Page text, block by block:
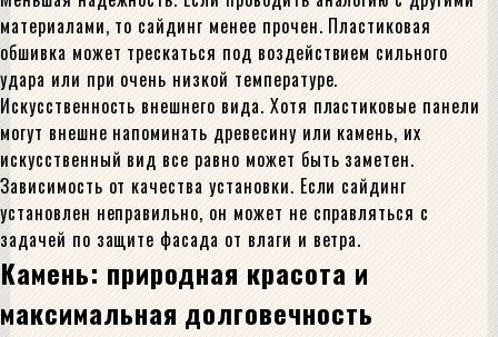
материалами, то сайдинг менее прочен. Пластиковая
обшивка может трескаться под воздействием сильного
удара или при очень низкой температуре.
Искусственность внешнего вида. Хотя пластиковые панели
могут внешне напоминать древесину или камень, их
искусственный вид все равно может быть заметен.
Зависимость от качества установки. Если сайдинг
установлен неправильно, он может не справляться с
задачей по защите фасада от влаги и ветра.
Камень: природная красота и
максимальная долговечность